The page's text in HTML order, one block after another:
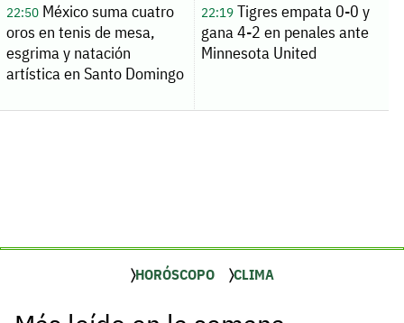
22:50México suma cuatro
oros en tenis de mesa,
esgrima y natación
artística en Santo Domingo
22:19Tigres empata 0-0 y
gana 4-2 en penales ante
Minnesota United
HORÓSCOPO CLIMA